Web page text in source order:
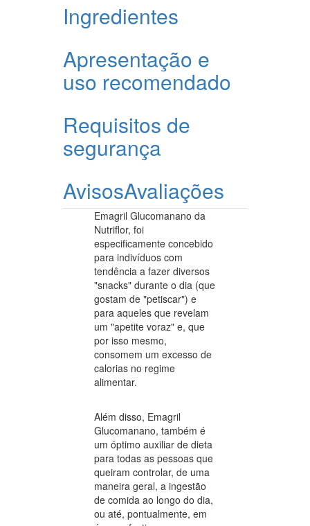
Ingredientes
Apresentação e
uso recomendado
Requisitos de
segurança
AvisosAvaliações
Emagril Glucomanano da
Nutriflor, foi
especificamente concebido
para indivíduos com
tendência a fazer diversos
"snacks" durante o dia (que
gostam de "petiscar") e
para aqueles que revelam
um "apetite voraz" e, que
por isso mesmo,
consomem um excesso de
calorias no regime
alimentar.
Além disso, Emagril
Glucomanano, também é
um óptimo auxiliar de dieta
para todas as pessoas que
queiram controlar, de uma
maneira geral, a ingestão
de comida ao longo do dia,
ou até, pontualmente, em